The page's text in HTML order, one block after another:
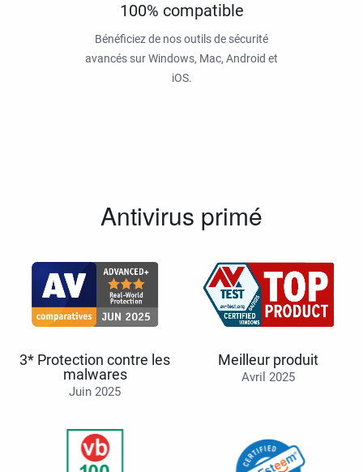
100% compatible
Bénéficiez de nos outils de sécurité
avancés sur Windows, Mac, Android et
iOS.
Antivirus primé
3* Protection contre les
malwares
Juin 2025
Meilleur produit
Avril 2025